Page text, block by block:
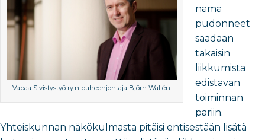
Vapaa Sivistystyö ry:n puheenjohtaja Björn Wallén.
nämä
pudonneet
saadaan
takaisin
liikkumista
edistävän
toiminnan
pariin.
Yhteiskunnan näkökulmasta pitäisi entisestään lisätä